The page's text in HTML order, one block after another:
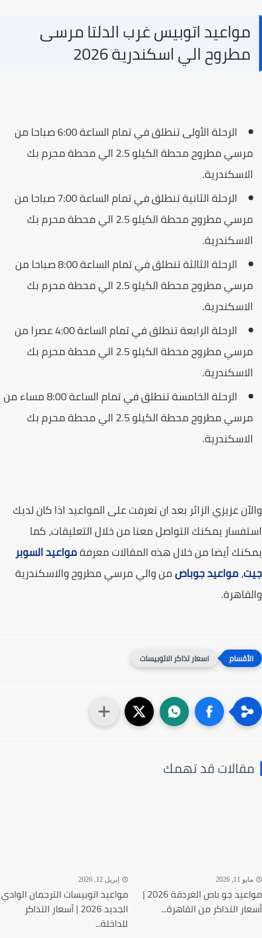
مواعيد اتوبيس غرب الدلتا مرسى
مطروح الي اسكندرية 2026
الرحلة الأولى تنطلق في تمام الساعة 6:00 صباحا من
مرسي مطروح محطة الكيلو 2.5 الي محطة محرم بك
الرحلة الثانية تنطلق في تمام الساعة 7:00 صباحا من
مرسي مطروح محطة الكيلو 2.5 الي محطة محرم بك
الرحلة الثالثة تنطلق في تمام الساعة 8:00 صباحا من
مرسي مطروح محطة الكيلو 2.5 الي محطة محرم بك
الرحلة الرابعة تنطلق في تمام الساعة 4:00 عصرا من
مرسي مطروح محطة الكيلو 2.5 الي محطة محرم بك
الرحلة الخامسة تنطلق في تمام الساعة 8:00 مساء من
مرسي مطروح محطة الكيلو 2.5 الي محطة محرم بك
عزيزي الزائر بعد ان تعرفت على المواعيد اذا كان لديك
يمكنك التواصل معنا من خلال التعليقات، كما
أيضا من خلال هذه المقالات معرفةمواعيد السوبر
،مواعيد جوباصمن والي مرسي مطروح والاسكندرية
اسعار تذاكر الاتوبيسات
قد تهمك
11, 2026
مواعيد جو باص الغردقة 2026 |
التذاكر من القاهرة...
إبريل 12, 2026
مواعيد اتوبيسات الترجمان الوادي
الجديد 2026 | أسعار التذاكر
للداخلة...